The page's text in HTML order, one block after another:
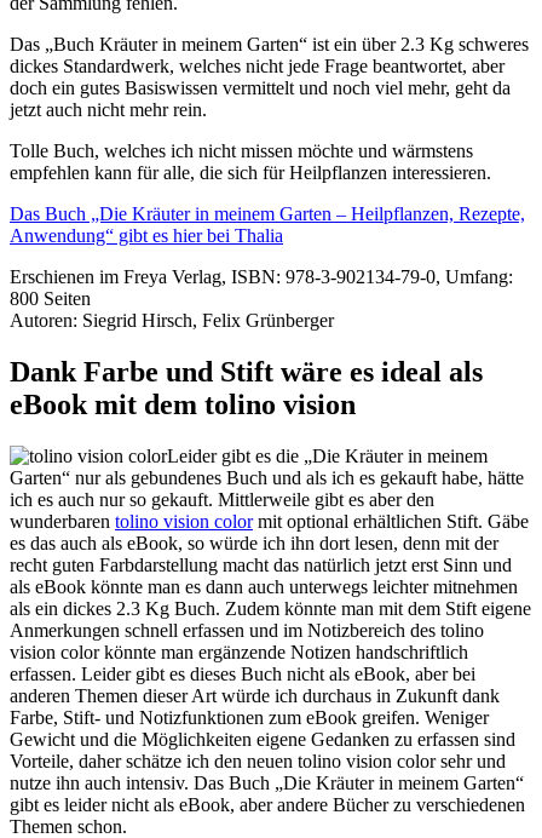
Das „Buch Kräuter in meinem Garten“ ist ein über 2.3 Kg schweres
dickes Standardwerk, welches nicht jede Frage beantwortet, aber
doch ein gutes Basiswissen vermittelt und noch viel mehr, geht da
jetzt auch nicht mehr rein.
Tolle Buch, welches ich nicht missen möchte und wärmstens
empfehlen kann für alle, die sich für Heilpflanzen interessieren.
Das Buch „Die Kräuter in meinem Garten – Heilpflanzen, Rezepte,
Anwendung“ gibt es hier bei Thalia
Erschienen im Freya Verlag, ISBN: 978-3-902134-79-0, Umfang:
800 Seiten
Autoren: Siegrid Hirsch, Felix Grünberger
Dank Farbe und Stift wäre es ideal als
eBook mit dem tolino vision
Leider gibt es die „Die Kräuter in meinem
Garten“ nur als gebundenes Buch und als ich es gekauft habe, hätte
ich es auch nur so gekauft. Mittlerweile gibt es aber den
wunderbaren tolino vision colormit optional erhältlichen Stift. Gäbe
es das auch als eBook, so würde ich ihn dort lesen, denn mit der
recht guten Farbdarstellung macht das natürlich jetzt erst Sinn und
als eBook könnte man es dann auch unterwegs leichter mitnehmen
als ein dickes 2.3 Kg Buch. Zudem könnte man mit dem Stift eigene
Anmerkungen schnell erfassen und im Notizbereich des tolino
vision color könnte man ergänzende Notizen handschriftlich
erfassen. Leider gibt es dieses Buch nicht als eBook, aber bei
anderen Themen dieser Art würde ich durchaus in Zukunft dank
Farbe, Stift- und Notizfunktionen zum eBook greifen. Weniger
Gewicht und die Möglichkeiten eigene Gedanken zu erfassen sind
Vorteile, daher schätze ich den neuen tolino vision color sehr und
nutze ihn auch intensiv. Das Buch „Die Kräuter in meinem Garten“
gibt es leider nicht als eBook, aber andere Bücher zu verschiedenen
Themen schon.